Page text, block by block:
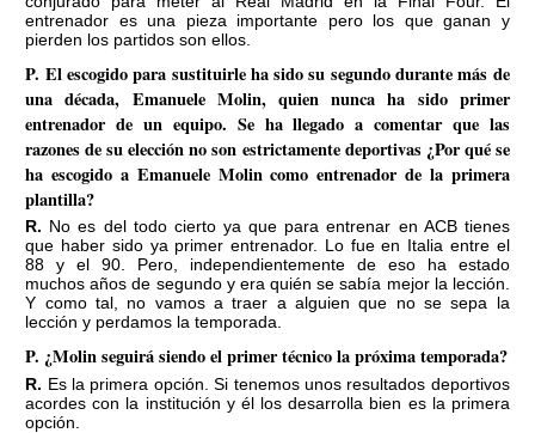
entrenador es una pieza importante pero los que ganan y
pierden los partidos son ellos.
P. El escogido para sustituirle ha sido su segundo durante más de
una década, Emanuele Molin, quien nunca ha sido primer
entrenador de un equipo. Se ha llegado a comentar que las
razones de su elección no son estrictamente deportivas ¿Por qué se
ha escogido a Emanuele Molin como entrenador de la primera
plantilla?
R. No es del todo cierto ya que para entrenar en ACB tienes
que haber sido ya primer entrenador. Lo fue en Italia entre el
88 y el 90. Pero, independientemente de eso ha estado
muchos años de segundo y era quién se sabía mejor la lección.
Y como tal, no vamos a traer a alguien que no se sepa la
lección y perdamos la temporada.
P. ¿Molin seguirá siendo el primer técnico la próxima temporada?
R. Es la primera opción. Si tenemos unos resultados deportivos
acordes con la institución y él los desarrolla bien es la primera
opción.